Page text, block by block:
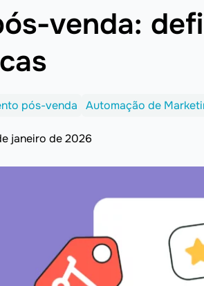
venda:
pós-venda Automação de
janeiro de 2026